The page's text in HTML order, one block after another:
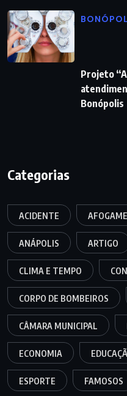
Projeto
Bonópolis
Categorias
ACIDENTE
ANÁPOLIS ARTIGO
CLIMA E TEMPO
CORPO DE BOMBEIROS
CÂMARA MUNICIPAL
ECONOMIA
ESPORTE FAMOSOS